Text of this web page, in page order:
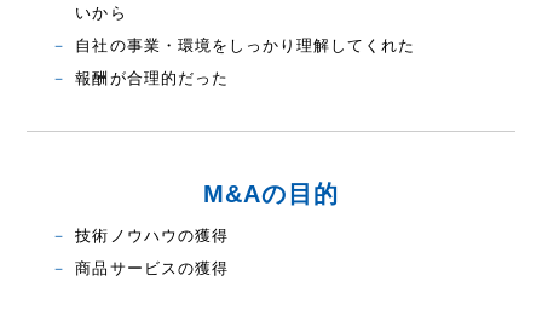
いから
自社の事業・環境をしっかり理解してくれた
報酬が合理的だった
M&Aの目的
技術ノウハウの獲得
商品サービスの獲得